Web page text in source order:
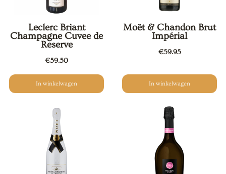
Leclerc Briant
Champagne Cuvee de
Reserve
€59.50
In winkelwagen
Moët & Chandon Brut
Impérial
€59.95
In winkelwagen